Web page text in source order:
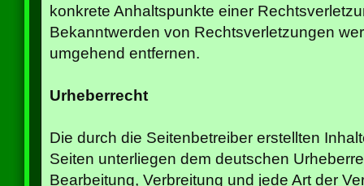
konkrete Anhaltspunkte einer
Bekanntwerden von Rechtsverletzungen
umgehend entfernen.
Urheberrecht
Die durch die Seitenbetreiber erstellten
Seiten unterliegen dem deutschen
Bearbeitung, Verbreitung und jede Art der